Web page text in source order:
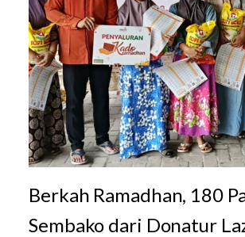
Berkah Ramadhan, 180
Sembako dari Donatur